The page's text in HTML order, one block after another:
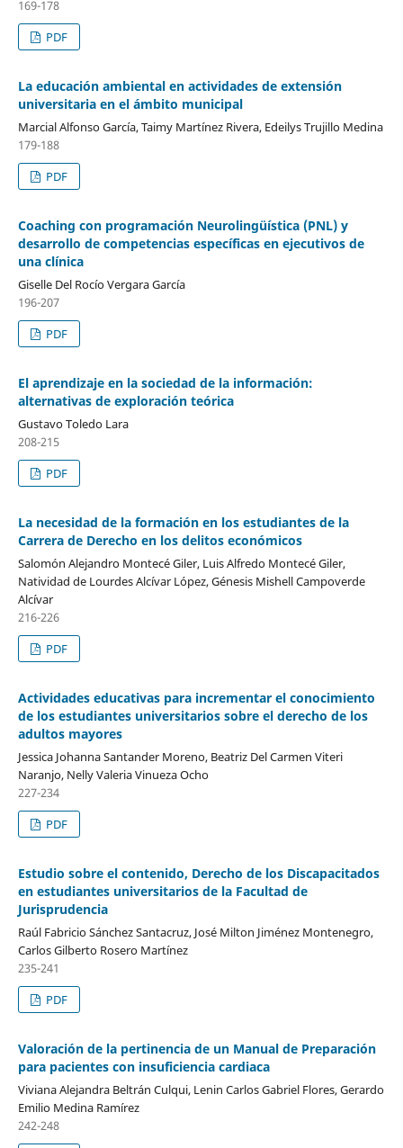
169-178
PDF
La educación ambiental en actividades de extensión
universitaria en el ámbito municipal
Marcial Alfonso García, Taimy Martínez Rivera, Edeilys Trujillo Medina
179-188
PDF
Coaching con programación Neurolingüística (PNL) y
desarrollo de competencias específicas en ejecutivos de
una clínica
Giselle Del Rocío Vergara García
196-207
PDF
El aprendizaje en la sociedad de la información:
alternativas de exploración teórica
Gustavo Toledo Lara
208-215
PDF
La necesidad de la formación en los estudiantes de la
Carrera de Derecho en los delitos económicos
Salomón Alejandro Montecé Giler, Luis Alfredo Montecé Giler,
Natividad de Lourdes Alcívar López, Génesis Mishell Campoverde
Alcívar
216-226
PDF
Actividades educativas para incrementar el conocimiento
de los estudiantes universitarios sobre el derecho de los
adultos mayores
Jessica Johanna Santander Moreno, Beatriz Del Carmen Viteri
Naranjo, Nelly Valeria Vinueza Ocho
227-234
PDF
Estudio sobre el contenido, Derecho de los Discapacitados
en estudiantes universitarios de la Facultad de
Jurisprudencia
Raúl Fabricio Sánchez Santacruz, José Milton Jiménez Montenegro,
Carlos Gilberto Rosero Martínez
235-241
PDF
Valoración de la pertinencia de un Manual de Preparación
para pacientes con insuficiencia cardiaca
Viviana Alejandra Beltrán Culqui, Lenin Carlos Gabriel Flores, Gerardo
Emilio Medina Ramírez
242-248